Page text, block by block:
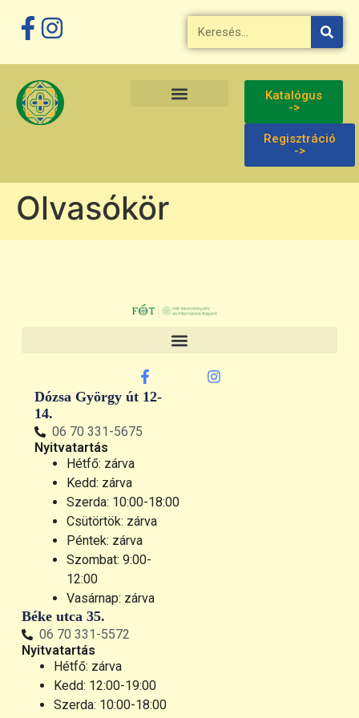
Katalógus
->
Regisztráció
->
Olvasókör
Béke utca 35.
06 70 331-5572
Nyitvatartás
Hétfő: zárva
Kedd: 12:00-19:00
Szerda: 10:00-18:00
Dózsa György út 12-
14.
06 70 331-5675
Nyitvatartás
Hétfő: zárva
Kedd: zárva
Szerda: 10:00-18:00
Csütörtök: zárva
Péntek: zárva
Szombat: 9:00-
12:00
Vasárnap: zárva